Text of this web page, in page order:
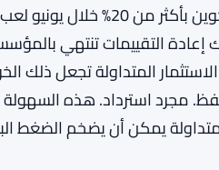
صناديق الاستثمار
فهي تعمل كقراءة في الوقت
والمؤسسي تجاه الأصل. عندما يخرج 4.5
أن المخاطر لم تكن تستحق
أو لشيء أكثر دفاعية، فمن